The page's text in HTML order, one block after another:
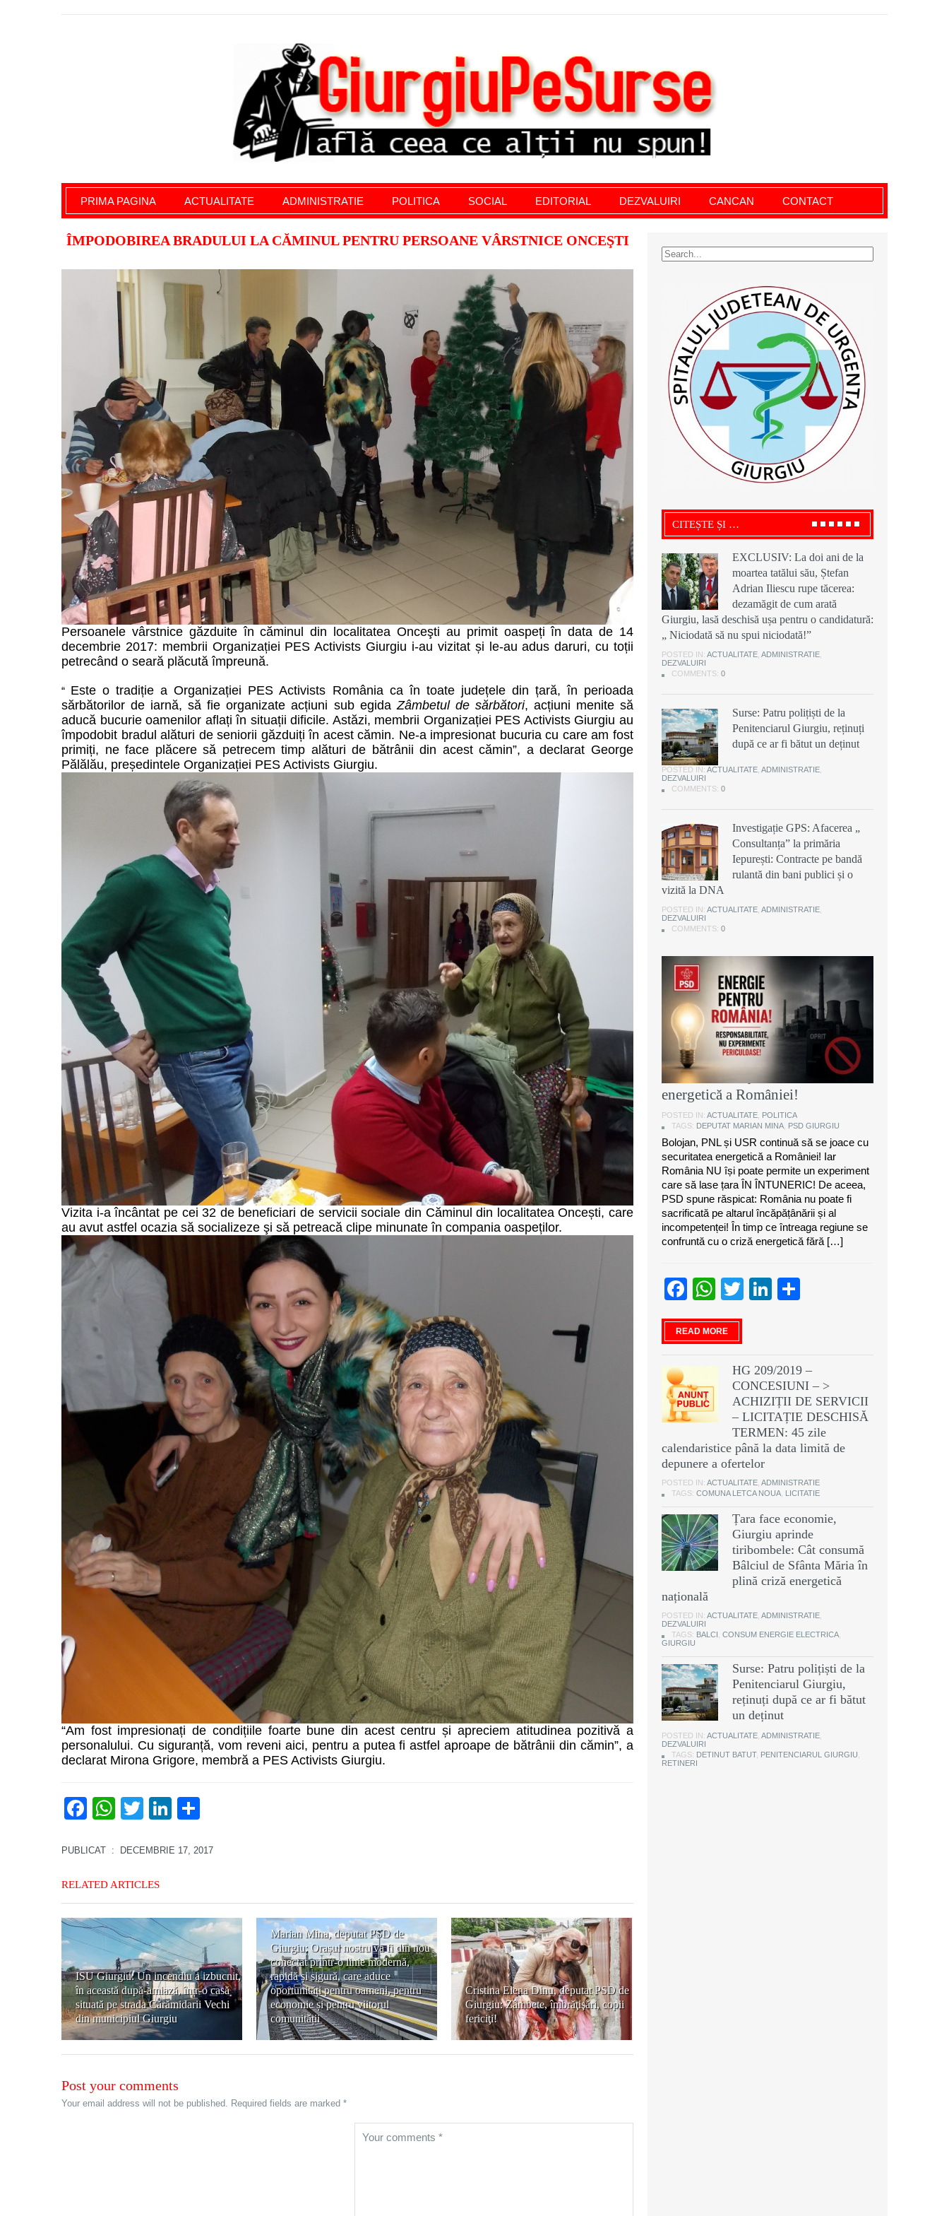
Giurgiu Pe Surse – actualitate giurgiu, administratie giurgiu, stiri politice, social economic, editoriale giurgiu, dezvaluiri, soc, cancan, stiri locale
PRIMA PAGINA ACTUALITATE ADMINISTRATIE POLITICA SOCIAL EDITORIAL DEZVALUIRI CANCAN CONTACT
ÎMPODOBIREA BRADULUI LA CĂMINUL PENTRU PERSOANE VÂRSTNICE ONCEŞTI
Persoanele vârstnice găzduite în căminul din localitatea Onceşti au primit oaspeți în data de 14
decembrie 2017: membrii Organizației PES Activists Giurgiu i-au vizitat și le-au adus daruri, cu toții
petrecând o seară pl ăcută împreună.
“ Este o tradiție a Organizației PES Activists România ca în toate județele din țară, în perioada
sărbătorilor de iarnă, să fie organizate acțiuni sub egidaZâmbetul de sărbători, acțiuni menite să
aducă bucurie oamenilor aflați în situații dificile. Astăzi, membrii Organizației PES Activists Giurgiu au
împodobit bradul alături de seniorii găzduiți în acest cămin. Ne-a impresionat bucuria cu care am fost
primiți, ne face plăcere să petrecem timp alături de bătrânii din acest cămin”, a declarat George
Pălălău, președintele Organizației PES Activists Giurgiu.
Vizita i-a încântat pe cei 32 de beneficiari de servicii sociale din Căminul din localitatea Oncești, care
au avut astfel ocazia să socializeze şi să petreacă clipe minunate în compania oaspeților.
“Am fost impresionați de condițiile foarte bune din acest centru și apreciem atitudinea pozitivă a
personalului. Cu siguranță, vom reveni aici, pentru a putea fi astfel aproape de bătrânii din cămin”, a
declarat Mirona Grigore, membră a PES Activists Giurgiu.
Facebook
WhatsApp
TwitterLinkedIn
PUBLICAT : DECEMBRIE 17, 2017
RELATED ARTICLES
ISU Giurgiu: Un incendiu a izbucnit,
în această după-amiază, într-o casă
situată pe strada Cărămidarii Vechi
din municipiul Giurgiu
Marian Mina, deputat PSD de
Giurgiu: Orașul nostru va fi din nou
conectat printr-o linie modernă,
rapidă și sigură, care aduce
oportunități pentru oameni, pentru
economie și pentru viitorul
comunității
Cristina Elena Dinu, deputat PSD de
Giurgiu: Zâmbete, îmbrăţişări, copii
fericiţi!
Post your comments
Your email address will not be published. Required fields are marked *
CITEȘTE ȘI …
EXCLUSIV: La doi ani de la
moartea tatălui său, Ștefan
Adrian Iliescu rupe tăcerea:
dezamăgit de cum arată
Giurgiu, lasă deschisă ușa pentru o candidatură:
„ Niciodată să nu spui niciodată!”
POSTED IN: ACTUALITATE ADMINISTRATIE
DEZVALUIRI
COMMENTS: 0
Surse: Patru polițiști de la
Penitenciarul Giurgiu, reținuți
după ce ar fi bătut un deținut
POSTED IN: ACTUALITATE ADMINISTRATIE
DEZVALUIRI
COMMENTS: 0
Investigație GPS: Afacerea „
Consultanța” la primăria
Iepurești: Contracte pe bandă
rulantă din bani publici și o
vizită la DNA
POSTED IN: ACTUALITATE ADMINISTRATIE
DEZVALUIRI
COMMENTS: 0
Marian Mina, deputat PSD de
Giurgiu: Bolojan, PNL și USR
continuă să se joace cu securitatea
energetică a României!
POSTED IN: ACTUALITATE POLITICA
TAGS: DEPUTAT MARIAN MINA PSD GIURGIU
Bolojan, PNL și USR continuă să se joace cu
securitatea energetică a României! Iar
România NU își poate permite un experiment
care să lase țara ÎN ÎNTUNERIC! De aceea,
PSD spune răspicat: România nu poate fi
sacrificată pe altarul încăpățânării și al
incompetenței! În timp ce întreaga regiune se
confruntă cu o criză energetică fără […]
Facebook
WhatsApp
TwitterLinkedIn
READ MORE
HG 209/2019 –
CONCESIUNI – >
ACHIZIȚII DE SERVICII
– LICITAȚIE DESCHISĂ
TERMEN: 45 zile
calendaristice până la data limită de
depunere a ofertelor
POSTED IN: ACTUALITATE ADMINISTRATIE
TAGS: COMUNA LETCA NOUA LICITATIE
Țara face economie,
Giurgiu aprinde
tiribombele: Cât consumă
Bâlciul de Sfânta Măria în
plină criză energetică
națională
POSTED IN: ACTUALITATE ADMINISTRATIE
DEZVALUIRI
TAGS: BALCI CONSUM ENERGIE ELECTRICA
GIURGIU
Surse: Patru polițiști de la
Penitenciarul Giurgiu,
reținuți după ce ar fi bătut
un deținut
POSTED IN: ACTUALITATE ADMINISTRATIE
DEZVALUIRI
TAGS: DETINUT BATUT, PENITENCIARUL GIURGIU
RETINERI